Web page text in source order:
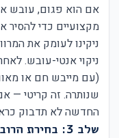
אם הוא פגום, עובש
מקצועיים כדי להסיר
ניקינו לעומק את
ניקוי אנטי-עובש.
(עם מייבש חם או
שנותרה. זה קריטי —
החדשה לא תדבוק
שלב 3: בחירת הרובה וכנון הערבול